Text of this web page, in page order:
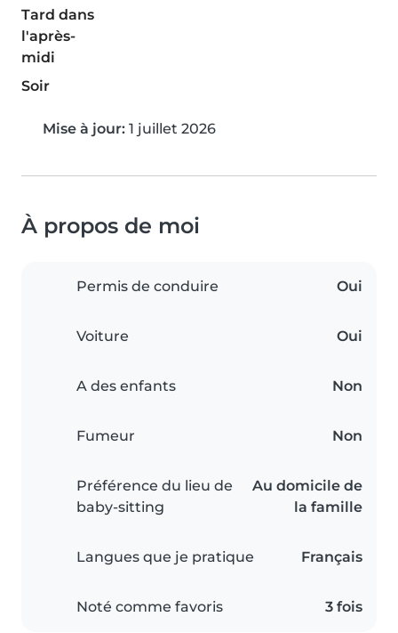
Tard dans
l'après-
midi
Soir
Mise à jour: 1 juillet 2026
À propos de moi
Permis de conduire Oui
Voiture Oui
A des enfants Non
Fumeur Non
Préférence du lieu de
baby-sitting
Au domicile de
la famille
Langues que je pratique Français
Noté comme favoris 3 fois